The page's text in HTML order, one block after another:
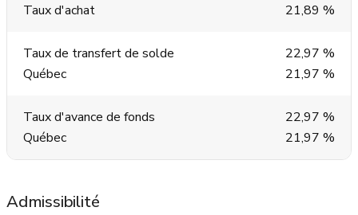
Taux d'achat 21,89 %
Taux de transfert de solde
22,97 %
Québec
21,97 %
Taux d'avance de fonds
22,97 %
Québec
21,97 %
Admissibilité